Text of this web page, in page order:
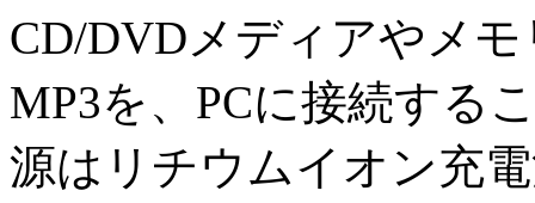
CD/DVDメディアやメ
MP3を、PCに接続する
源はリチウムイオン充